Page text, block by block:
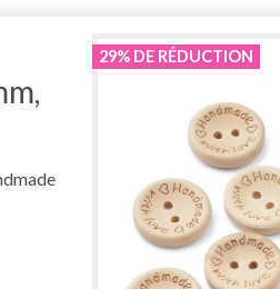
29% DE RÉDUCTION